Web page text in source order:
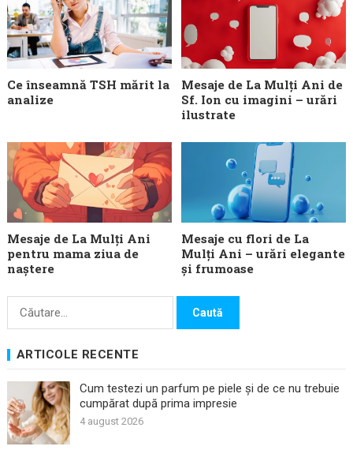
Ce înseamnă TSH mărit la
analize
Mesaje de La Mulți Ani de
Sf. Ion cu imagini – urări
ilustrate
Mesaje de La Mulți Ani
pentru mama ziua de
naștere
Mesaje cu flori de La
Mulți Ani – urări elegante
și frumoase
Caută
ARTICOLE RECENTE
Cum testezi un parfum pe piele și de ce nu trebuie
cumpărat după prima impresie
4 august 2026